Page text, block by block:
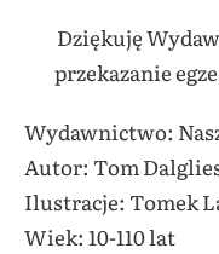
Dziękuję
przekazanie
Wydawnictwo:
Autor: Tom
Ilustracje: Tomek
Wiek: 10-110 lat